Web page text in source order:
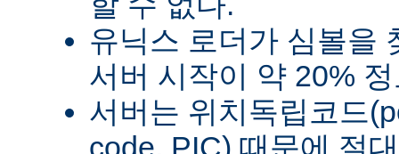
유닉스 로더가 심볼을
서버 시작이 약 20%
서버는 위치독립코드
code, PIC) 때문에 절